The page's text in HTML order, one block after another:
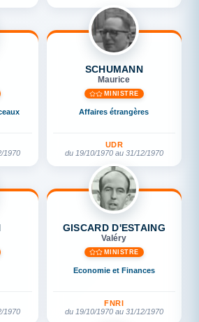
1970
SCHUMANN
Maurice
MINISTRE
Affaires étrangères
UDR
du 19/10/1970 au 31/12/1970
1970
GISCARD D'ESTAING
Valéry
MINISTRE
Economie et Finances
FNRI
du 19/10/1970 au 31/12/1970